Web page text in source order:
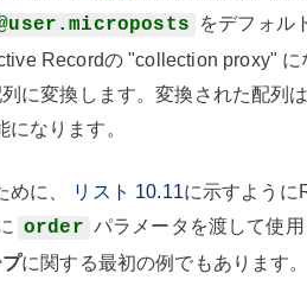
をデフォル
Recordの "collection proxy" に
に変換します。変換された配列
なります。
めに、 リスト 10.11に示すように
order パラメータを渡して使
に関する最初の例でもあります